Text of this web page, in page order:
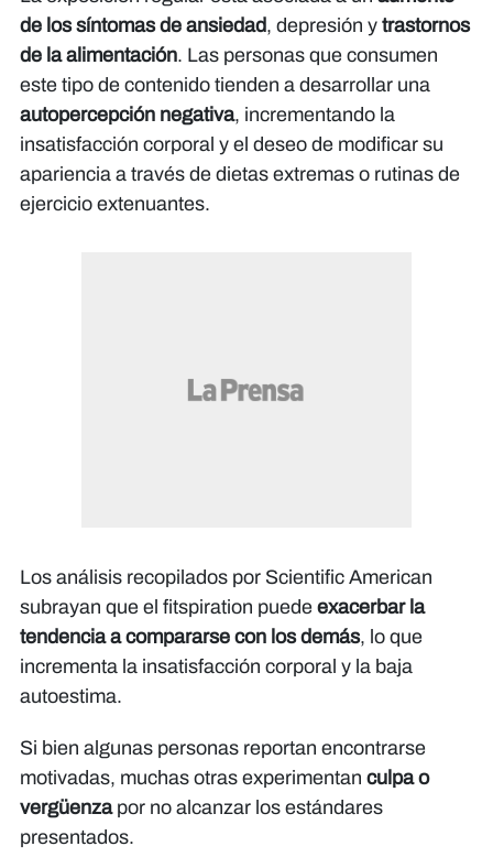
de los síntomas de ansiedad, depresión y trastornos
de la alimentación. Las personas que consumen
este tipo de contenido tienden a desarrollar una
autopercepción negativa, incrementando la
insatisfacción corporal y el deseo de modificar su
apariencia a través de dietas extremas o rutinas de
ejercicio extenuantes.
Los análisis recopilados por Scientific American
subrayan que el fitspiration puede exacerbar la
tendencia a compararse con los demás, lo que
incrementa la insatisfacción corporal y la baja
autoestima.
Si bien algunas personas reportan encontrarse
motivadas, muchas otras experimentan culpa o
vergüenzapor no alcanzar los estándares
presentados.